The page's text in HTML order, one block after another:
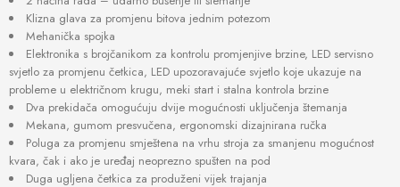
Klizna glava za promjenu bitova jednim potezom
Mehanička spojka
Elektronika s brojčanikom za kontrolu promjenjive brzine, LED servisno
svjetlo za promjenu četkica, LED upozoravajuće svjetlo koje ukazuje na
probleme u električnom krugu, meki start i stalna kontrola brzine
Dva prekidača omogućuju dvije mogućnosti uključenja štemanja
Mekana, gumom presvučena, ergonomski dizajnirana ručka
Poluga za promjenu smještena na vrhu stroja za smanjenu mogućnost
kvara, čak i ako je uređaj neoprezno spušten na pod
Duga ugljena četkica za produženi vijek trajanja